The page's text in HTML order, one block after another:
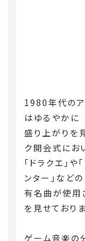
1980年代の
はゆるやかに
盛り上がりを
ク開会式にお
「ドラクエ」や
ンター」などの
有名曲が使用
を見せておりま
ゲーム音楽の